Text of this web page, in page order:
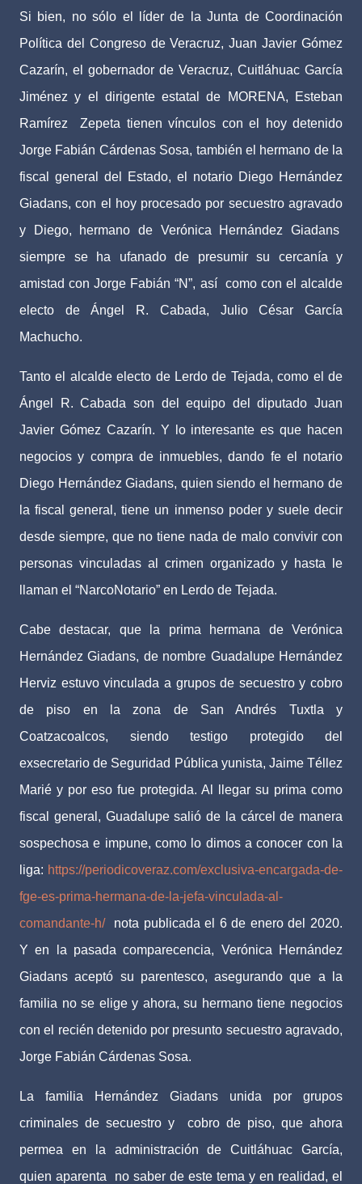
Si bien, no sólo el líder de la Junta de Coordinación
Política del Congreso de Veracruz, Juan Javier Gómez
Cazarín, el gobernador de Veracruz, Cuitláhuac García
Jiménez y el dirigente estatal de MORENA, Esteban
Ramírez
Zepeta tienen vínculos con el hoy detenido
Jorge Fabián Cárdenas Sosa, también el hermano de la
fiscal general del Estado, el notario Diego Hernández
Giadans, con el hoy procesado por secuestro agravado
y Diego, hermano de Verónica Hernández Giadans
siempre se ha ufanado de presumir su cercanía y
amistad con Jorge Fabián “N”, así
como con el alcalde
electo de Ángel R. Cabada, Julio César García
Machucho.
Tanto el alcalde electo de Lerdo de Tejada, como el de
Ángel R. Cabada son del equipo del diputado Juan
Javier Gómez Cazarín. Y lo interesante es que hacen
negocios y compra de inmuebles, dando fe el notario
Diego Hernández Giadans, quien siendo el hermano de
la fiscal general, tiene un inmenso poder y suele decir
desde siempre, que no tiene nada de malo convivir con
personas vinculadas al crimen organizado y hasta le
llaman el “NarcoNotario” en Lerdo de Tejada.
Cabe destacar, que la prima hermana de Verónica
Hernández Giadans, de nombre Guadalupe Hernández
Herviz estuvo vinculada a grupos de secuestro y cobro
de piso en la zona de San Andrés Tuxtla y
Coatzacoalcos, siendo testigo protegido del
exsecretario de Seguridad Pública yunista, Jaime Téllez
Marié y por eso fue protegida. Al llegar su prima como
fiscal general, Guadalupe salió de la cárcel de manera
sospechosa e impune, como lo dimos a conocer con la
liga: https://periodicoveraz.com/exclusiva-encargada-de-
fge-es-prima-hermana-de-la-jefa-vinculada-al-
comandante-h/
nota publicada el 6 de enero del 2020.
Y en la pasada comparecencia, Verónica Hernández
Giadans aceptó su parentesco, asegurando que a la
familia no se elige y ahora, su hermano tiene negocios
con el recién detenido por presunto secuestro agravado,
Jorge Fabián Cárdenas Sosa.
La familia Hernández Giadans unida por grupos
criminales de secuestro y
cobro de piso, que ahora
permea en la administración de Cuitláhuac García,
quien aparenta
no saber de este tema y en realidad, el